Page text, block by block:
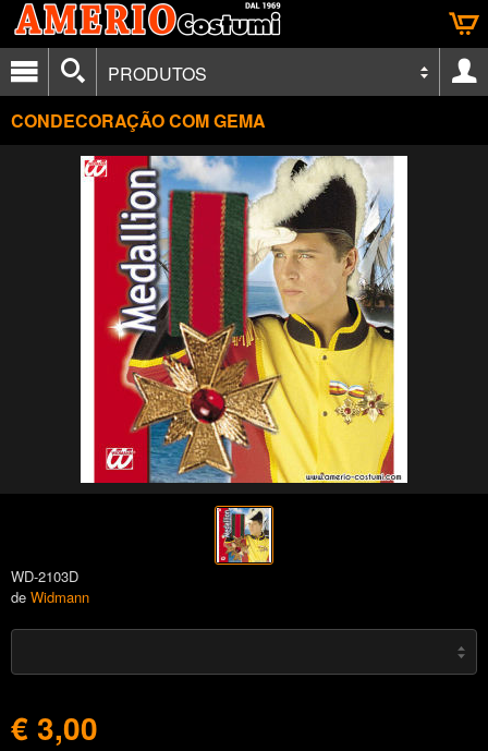
PRODUTOS
CONDECORAÇÃO COM GEMA
WD-2103D
de Widmann
€ 3,00